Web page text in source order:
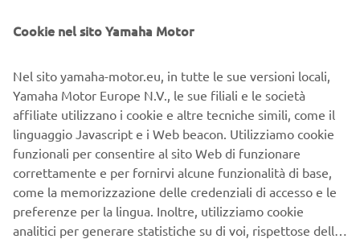
B2B
PIÙ YAMAHA
SUPPORTO
Cookie nel sito Yamaha Motor
Nel sito yamaha-motor.eu, in tutte le sue versioni locali,
Yamaha Motor Europe N.V., le sue filiali e le società
affiliate utilizzano i cookie e altre tecniche simili, come il
linguaggio Javascript e i Web beacon. Utilizziamo cookie
funzionali per consentire al sito Web di funzionare
correttamente e per fornirvi alcune funzionalità di base,
come la memorizzazione delle credenziali di accesso e le
preferenze per la lingua. Inoltre, utilizziamo cookie
analitici per generare statistiche su di voi, rispettose della